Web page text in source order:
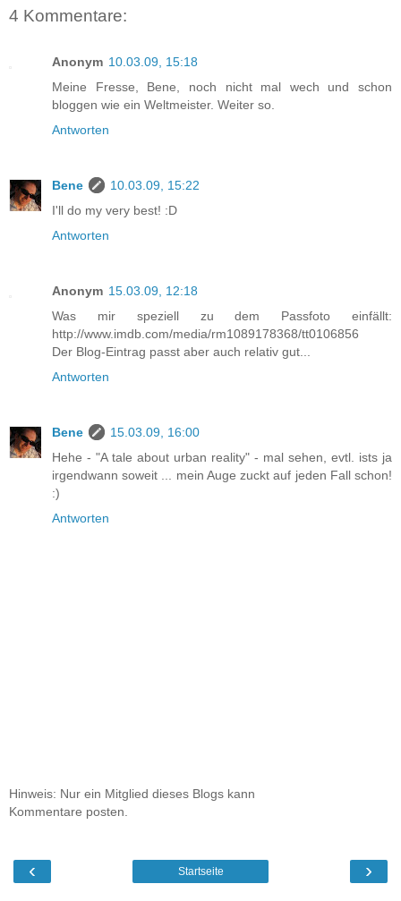
4 Kommentare:
Anonym 10.03.09, 15:18
Meine Fresse, Bene, noch nicht mal wech und schon
bloggen wie ein Weltmeister. Weiter so.
Antworten
Bene
10.03.09, 15:22
I'll do my very best! :D
Antworten
Anonym 15.03.09, 12:18
Was mir speziell zu dem Passfoto einfällt:
http://www.imdb.com/media/rm1089178368/tt0106856
Der Blog-Eintrag passt aber auch relativ gut...
Antworten
Bene
15.03.09, 16:00
Hehe - "A tale about urban reality" - mal sehen, evtl. ists ja
irgendwann soweit ... mein Auge zuckt auf jeden Fall schon!
:)
Antworten
Hinweis: Nur ein Mitglied dieses Blogs kann
Kommentare posten.
‹ ›
Startseite